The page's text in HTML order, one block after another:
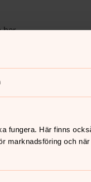
fungera. Här finns
marknadsföring och
har
och